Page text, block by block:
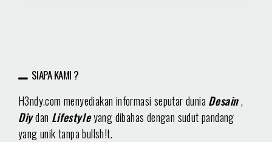
SIAPA KAMI ?
H3ndy.com menyediakan informasi seputar dunia Desain,
Diydan Lifestyleyang dibahas dengan sudut pandang
yang unik tanpa bullsh!t.